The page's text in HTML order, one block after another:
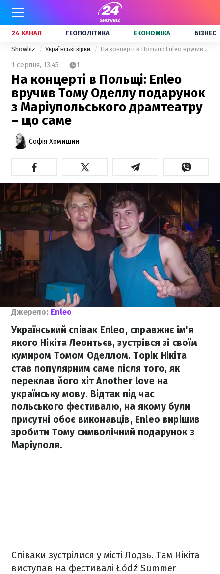
24 КАНАЛ ГЕОПОЛІТИКА ЕКОНОМІКА БІЗНЕС
Showbiz Українські зірки На концерті в Польщі: Enleo вручив Тому Оделлу подарунок з Маріупольського драмтеатру – що саме
1 серпня, 13:45 1
На концерті в Польщі: Enleo
вручив Тому Оделлу подарунок
з Маріупольського драмтеатру
– що саме
Софія Хомишин
Джерело: Enleo
Український співак Enleo, справжнє ім'я
якого Нікіта Леонтьєв, зустрівся зі своїм
кумиром Томом Оделлом. Торік Нікіта
став популярним саме після того, як
переклав його хіт Another love на
українську мову. Відтак під час
польського фестивалю, на якому були
присутні обоє виконавців, Enleo вирішив
зробити Тому символічний подарунок з
Маріуполя.
Співаки зустрілися у місті Лодзь. Там Нікіта
виступав на фестивалі Łódź Summer